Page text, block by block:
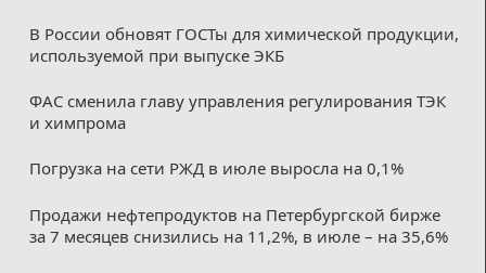
В России обновят ГОСТы для химической продукции,
используемой при выпуске ЭКБ
ФАС сменила главу управления регулирования ТЭК
и химпрома
Погрузка на сети РЖД в июле выросла на 0,1%
Продажи нефтепродуктов на Петербургской бирже
за 7 месяцев снизились на 11,2%, в июле – на 35,6%